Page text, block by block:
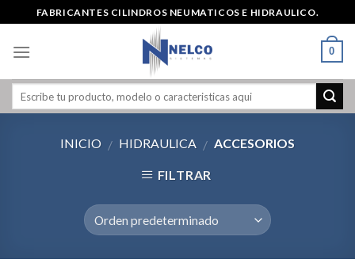
content
FABRICANTES CILINDROS NEUMATICOS E HIDRAULICO.
0
INICIO / HIDRAULICA / ACCESORIOS
FILTRAR